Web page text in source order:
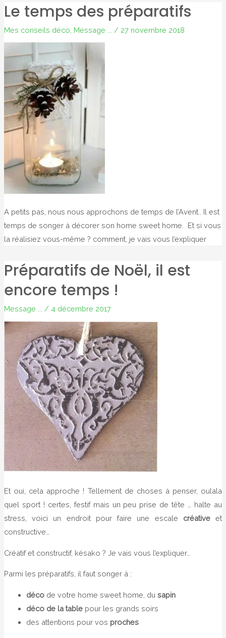
Le temps des préparatifs
Mes conseils déco Message ... / 27 novembre 2018
A petits pas, nous nous approchons de temps de l’Avent.. Il est
temps de songer à décorer son home sweet home. Et si vous
la réalisiez vous-même ? comment, je vais vous l’expliquer
Préparatifs de Noël, il est
encore temps !
Message ... / 4 décembre 2017
Et oui, cela approche ! Tellement de choses à penser, oulala
quel sport ! certes, festif mais un peu prise de tête … halte au
stress, voici un endroit pour faire une escale créativeet
constructive…
Créatif et constructif, késako ? Je vais vous l’expliquer…
Parmi les préparatifs, il faut songer à :
décode votre home sweet home, du sapin
déco de la tablepour les grands soirs
des attentions pour vos proches